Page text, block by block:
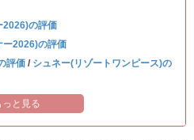
2026)の評価
ー2026)の評価
評価 / シュネー(リゾートワンピース)の
っと見る